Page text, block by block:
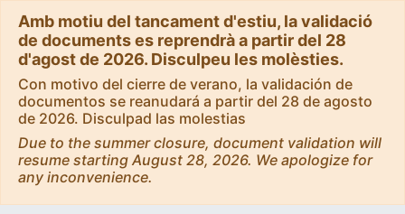
Amb motiu del tancament d'estiu, la validació
de documents es reprendrà a partir del 28
d'agost de 2026. Disculpeu les molèsties.
Con motivo del cierre de verano, la validación de
documentos se reanudará a partir del 28 de agosto
de 2026. Disculpad las molestias
Due to the summer closure, document validation will
resume starting August 28, 2026. We apologize for
any inconvenience.